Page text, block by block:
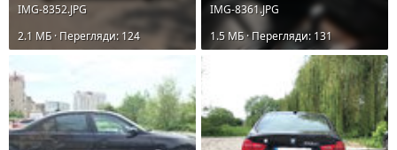
IMG-8352.JPG
2.1 MБ · Перегляди: 124
IMG-8361.JPG
1.5 MБ · Перегляди: 131